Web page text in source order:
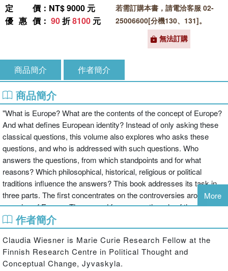
定價 ：NT$ 9000 元
優惠價 ： 90折8100 元
若需訂購本書，請電洽客服 02-
25006600[分機130、131]。
無法訂購
商品簡介 作者簡介
商品簡介
"What is Europe? What are the contents of the concept of Europe?
And what defines European identity? Instead of only asking these
classical questions, this volume also explores who asks these
questions, and who is addressed with such questions. Who
answers the questions, from which standpoints and for what
reasons? Which philosophical, historical, religious or political
traditions influence the answers? This book addresses its task in
three parts. The first concentrates on the controversies around the
meaning of Europe. The second focuses on the role of the
European Union. The third discusses Europe and its relations to
different types of otherness, or rather, non-European-ness. The
volume produces a complex and plural picture of the concepts,
ideas, debates and (ex)changes associated with the concept of
Europe, and has a clear significance for today's debates on
More
作者簡介
Claudia Wiesner is Marie Curie Research Fellow at the
Finnish Research Centre in Political Thought and
Conceptual Change, Jyvaskyla.